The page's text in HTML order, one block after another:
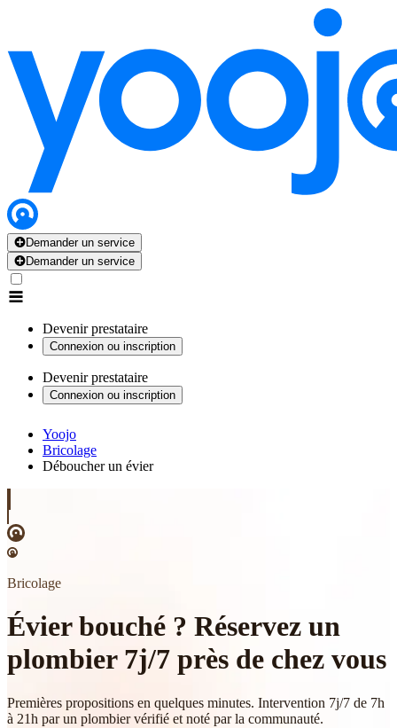
Demander un service
Demander un service
Devenir prestataire
Connexion ou inscription
Devenir prestataire
Connexion ou inscription
Yoojo
Bricolage
Déboucher un évier
Bricolage
Évier bouché ? Réservez un
plombier 7j/7 près de chez vous
Premières propositions en quelques minutes. Intervention 7j/7 de 7h
à 21h par un plombier vérifié et noté par la communauté.